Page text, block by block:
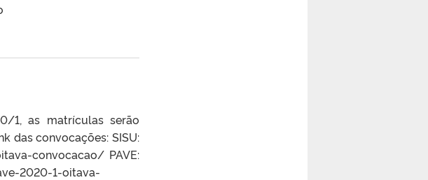
1, as matrículas serão
das convocações: SISU:
convocacao/ PAVE:
2020-1-oitava-